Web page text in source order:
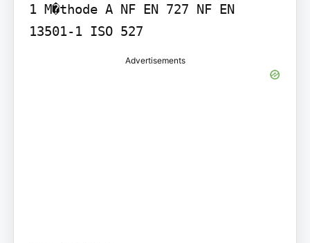
1 M�thode A NF EN 727 NF EN
13501-1 ISO 527
Advertisements